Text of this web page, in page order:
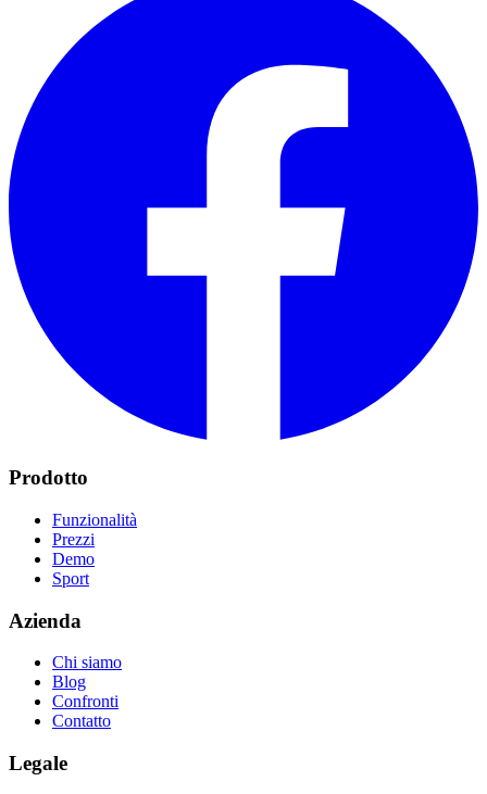
Prodotto
Funzionalità
Prezzi
Demo
Sport
Azienda
Chi siamo
Blog
Confronti
Contatto
Legale